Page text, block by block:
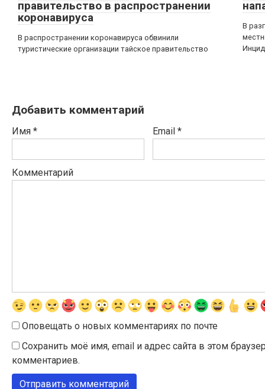
правительство в распространении
коронавируса
В распространении коронавируса обвинили
туристические организации тайское правительство
В
Добавить комментарий
Имя * Email *
Комментарий
Оповещать о новых комментариях по почте
Сохранить моё имя, email и адрес сайта в этом
комментариев.